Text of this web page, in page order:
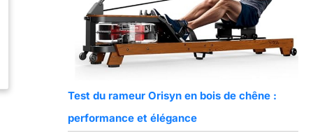
Test du rameur Orisyn en bois de chêne :
performance et élégance